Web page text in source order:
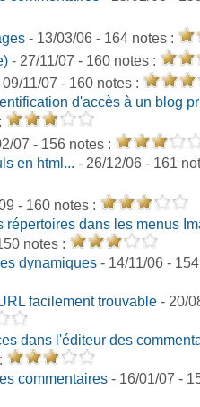
- 13/03/06 - 164 notes :
- 27/11/07 - 160 notes :
09/11/07 - 160 notes :
d'accès à un blog
07 - 156 notes :
en html... - 26/12/06 - 161
- 160 notes :
répertoires dans les menus
notes :
dynamiques - 14/11/06 -
facilement trouvable - 20/
dans l'éditeur des
commentaires - 16/01/07 -